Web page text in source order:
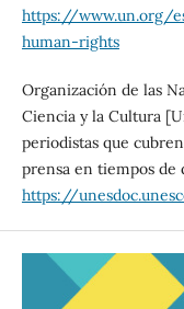
https://www.un.org/
human-rights
Organización de las
Ciencia y la Cultura
periodistas que
prensa en tiempos de
https://